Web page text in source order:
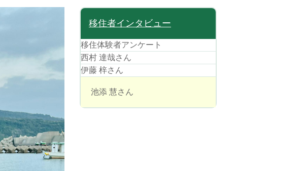
移住者インタビュー
移住体験者アンケート
西村 達哉さん
伊藤 梓さん
池添 慧さん